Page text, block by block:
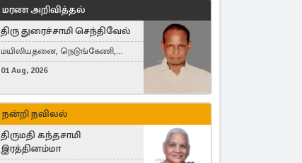
மரண அறிவித்தல்
திரு துரைச்சாமி செந்திவேல்
மயிலியதனை, நெடுங்கேணி,
கம்பர்மலை
01 Aug, 2026
நன்றி நவிலல்
திருமதி கந்தசாமி
இரத்தினம்மா